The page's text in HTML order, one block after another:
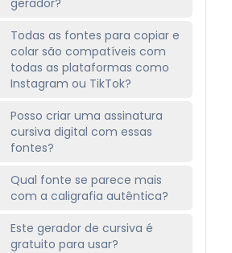
gerador?
Todas as fontes para copiar e
colar são compatíveis com
todas as plataformas como
Instagram ou TikTok?
Posso criar uma assinatura
cursiva digital com essas
fontes?
Qual fonte se parece mais
com a caligrafia autêntica?
Este gerador de cursiva é
gratuito para usar?